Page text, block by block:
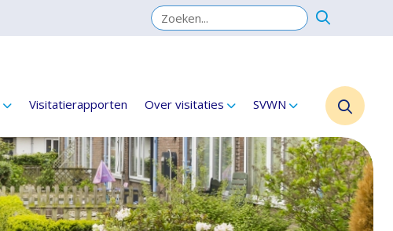
Visitatierapporten Over visitaties SVWN